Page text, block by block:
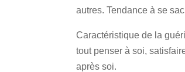
autres. Tendance à se
Caractéristique de la
tout penser à soi,
après soi.